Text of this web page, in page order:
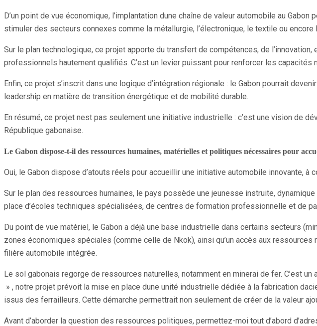
D’un point de vue économique, l’implantation dune chaîne de valeur automobile au
stimuler des secteurs connexes comme la métallurgie, l’électronique, le textile ou encore
Sur le plan technologique, ce projet apporte du transfert de compétences, de
professionnels hautement qualifiés. C’est un levier puissant pour renforcer les
Enfin, ce projet s’inscrit dans une logique d’intégration régionale : le Gabon pourrait
leadership en matière de transition énergétique et de mobilité durable.
En résumé, ce projet nest pas seulement une initiative industrielle : c’est une vision de
République gabonaise.
Le Gabon dispose-t-il des ressources humaines, matérielles et politiques nécessaires pour
Oui, le Gabon dispose d’atouts réels pour accueillir une initiative automobile innovante,
Sur le plan des ressources humaines, le pays possède une jeunesse instruite,
place d’écoles techniques spécialisées, de centres de formation professionnelle et de
Du point de vue matériel, le Gabon a déjà une base industrielle dans certains secteurs
zones économiques spéciales (comme celle de Nkok), ainsi qu’un accès aux
filière automobile intégrée.
Le sol gabonais regorge de ressources naturelles, notamment en minerai de fer. C’est
» , notre projet prévoit la mise en place dune unité industrielle dédiée à la fabrication
issus des ferrailleurs. Cette démarche permettrait non seulement de créer de la valeur
Avant d’aborder la question des ressources politiques, permettez-moi tout d’abord